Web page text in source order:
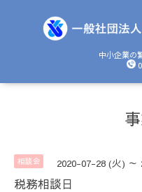
中小企業の
相談会 2020-07-28 (火) ～
税務相談日